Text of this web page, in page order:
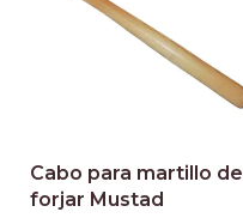
Cabo para martillo de
forjar Mustad